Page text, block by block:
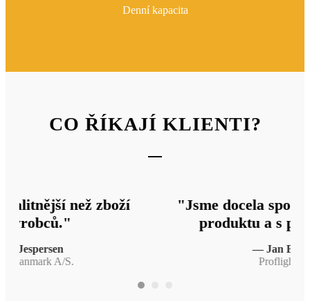
Denní kapacita
CO ŘÍKAJÍ KLIENTI?
"Jsme docela spokojeni s kvalitou
produktu a s přepínačem."